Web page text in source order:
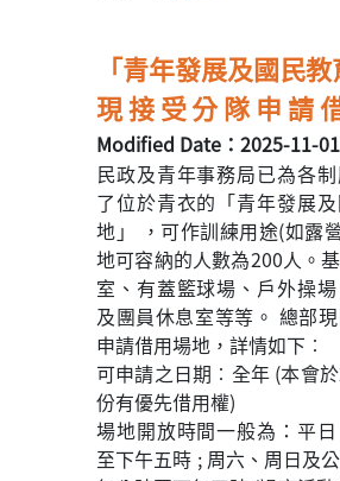
「青年發展及國民教
現接受分隊申請
Modified Date：2025-11-
民政及青年事務局已為各
了位於青衣的「青年發展
地」 ，可作訓練用途(如露
地可容納的人數為200人。
室、有蓋籃球場、戶外操
及團員休息室等等。 總部
申請借用場地，詳情如下︰
可申請之日期︰全年 (本會
份有優先借用權)
場地開放時間一般為：平
至下午五時 ; 周六、周日及